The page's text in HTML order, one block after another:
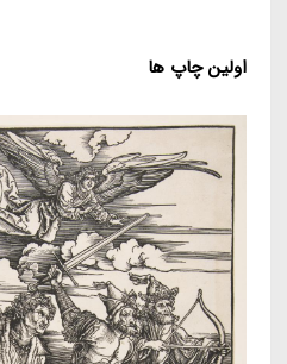
اولین چاپ ها